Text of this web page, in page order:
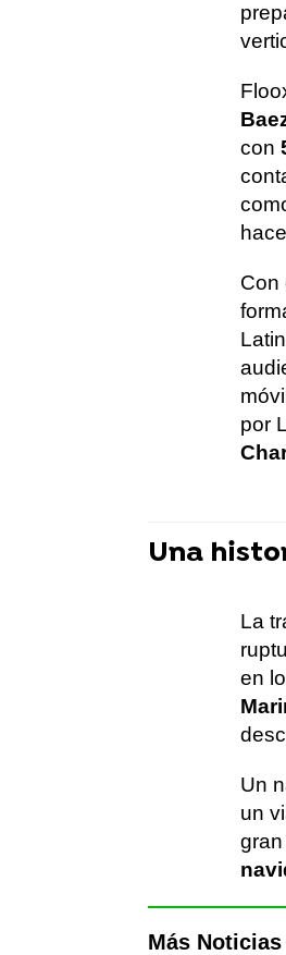
con
Con
por
Una
La
en
Un
un
Más Noticias